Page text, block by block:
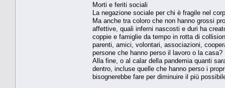
Morti e feriti sociali
La negazione sociale per chi è fragile nel
Ma anche tra coloro che non hanno grossi
affettive, quali inferni nascosti e duri ha
coppie e famiglie da tempo in rotta di
parenti, amici, volontari, associazioni,
persone che hanno perso il lavoro o la casa?
Alla fine, o al calar della pandemia quanti
dentro, incluse quelle che hanno perso i
bisognerebbe fare per diminuire il più